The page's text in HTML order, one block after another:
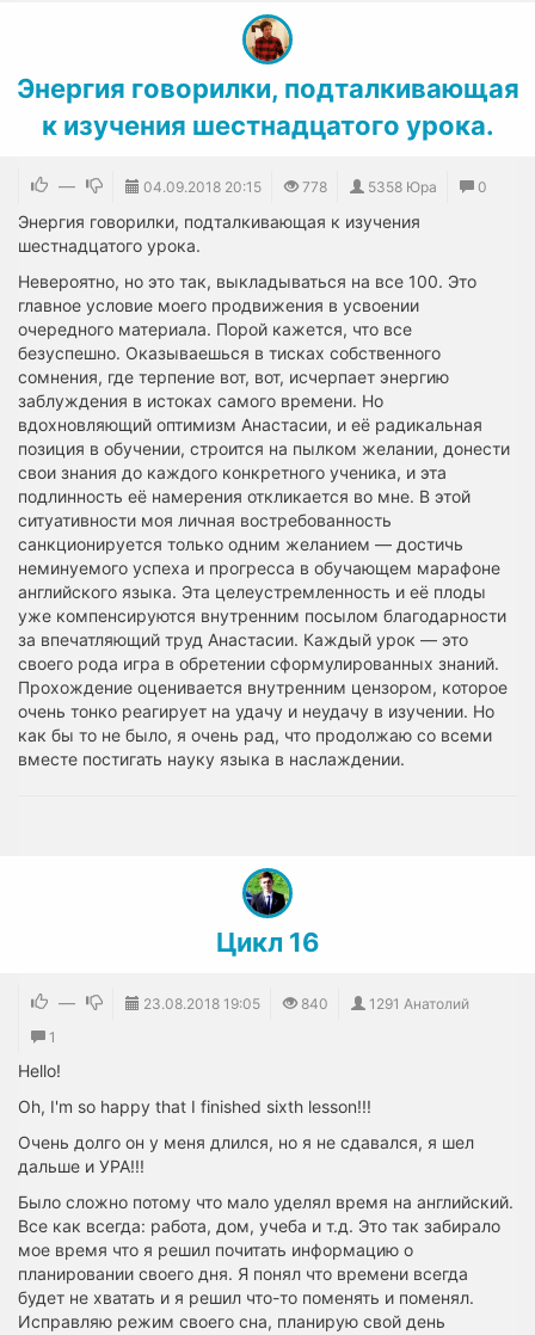
Энергия говорилки, подталкивающая
к изучения шестнадцатого урока.
— 04.09.2018 20:15 778 5358 Юра 0
Энергия говорилки, подталкивающая к изучения
шестнадцатого урока.
Невероятно, но это так, выкладываться на все 100. Это
главное условие моего продвижения в усвоении
очередного материала. Порой кажется, что все
безуспешно. Оказываешься в тисках собственного
сомнения, где терпение вот, вот, исчерпает энергию
заблуждения в истоках самого времени. Но
вдохновляющий оптимизм Анастасии, и её радикальная
позиция в обучении, строится на пылком желании, донести
свои знания до каждого конкретного ученика, и эта
подлинность её намерения откликается во мне. В этой
ситуативности моя личная востребованность
санкционируется только одним желанием — достичь
неминуемого успеха и прогресса в обучающем марафоне
английского языка. Эта целеустремленность и её плоды
уже компенсируются внутренним посылом благодарности
за впечатляющий труд Анастасии. Каждый урок — это
своего рода игра в обретении сформулированных знаний.
Прохождение оценивается внутренним цензором, которое
очень тонко реагирует на удачу и неудачу в изучении. Но
как бы то не было, я очень рад, что продолжаю со всеми
вместе постигать науку языка в наслаждении.
Цикл 16
— 23.08.2018 19:05 840
1291 Анатолий
1
Hello!
Oh, I'm so happy that I finished sixth lesson!!!
Очень долго он у меня длился, но я не сдавался, я шел
дальше и УРА!!!
Было сложно потому что мало уделял время на английский.
Все как всегда: работа, дом, учеба и т.д. Это так забирало
мое время что я решил почитать информацию о
планировании своего дня. Я понял что времени всегда
будет не хватать и я решил что-то поменять и поменял.
Исправляю режим своего сна, планирую свой день